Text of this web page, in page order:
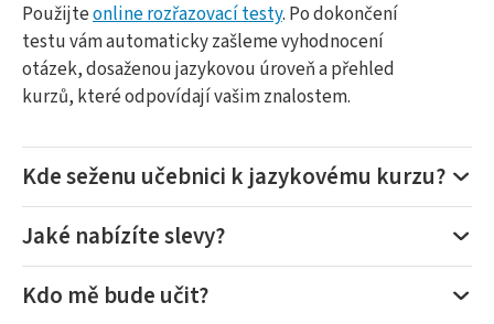
Použijteonline rozřazovací testy. Po dokončení
testu vám automaticky zašleme vyhodnocení
otázek, dosaženou jazykovou úroveň a přehled
kurzů, které odpovídají vašim znalostem.
Kde seženu učebnici k jazykovému kurzu?
Jaké nabízíte slevy?
Kdo mě bude učit?